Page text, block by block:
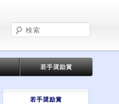
若手奨励賞
若手奨励賞